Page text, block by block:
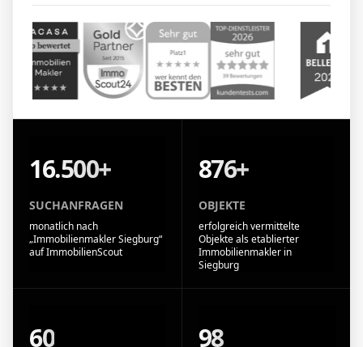
16.500+
SUCHANFRAGEN
monatlich nach
„Immobilienmakler Siegburg“
auf ImmobilienScout
876+
OBJEKTE
erfolgreich vermittelte
Objekte als etablierter
Immobilienmakler in
Siegburg
60 98